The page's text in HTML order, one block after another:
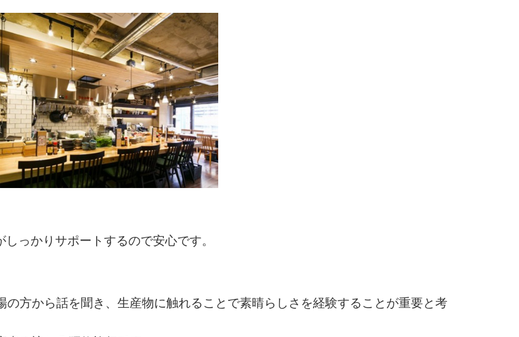
っかりサポートするので安心です。
の方から話を聞き、生産物に触れることで素晴らしさを経験することが重要と考